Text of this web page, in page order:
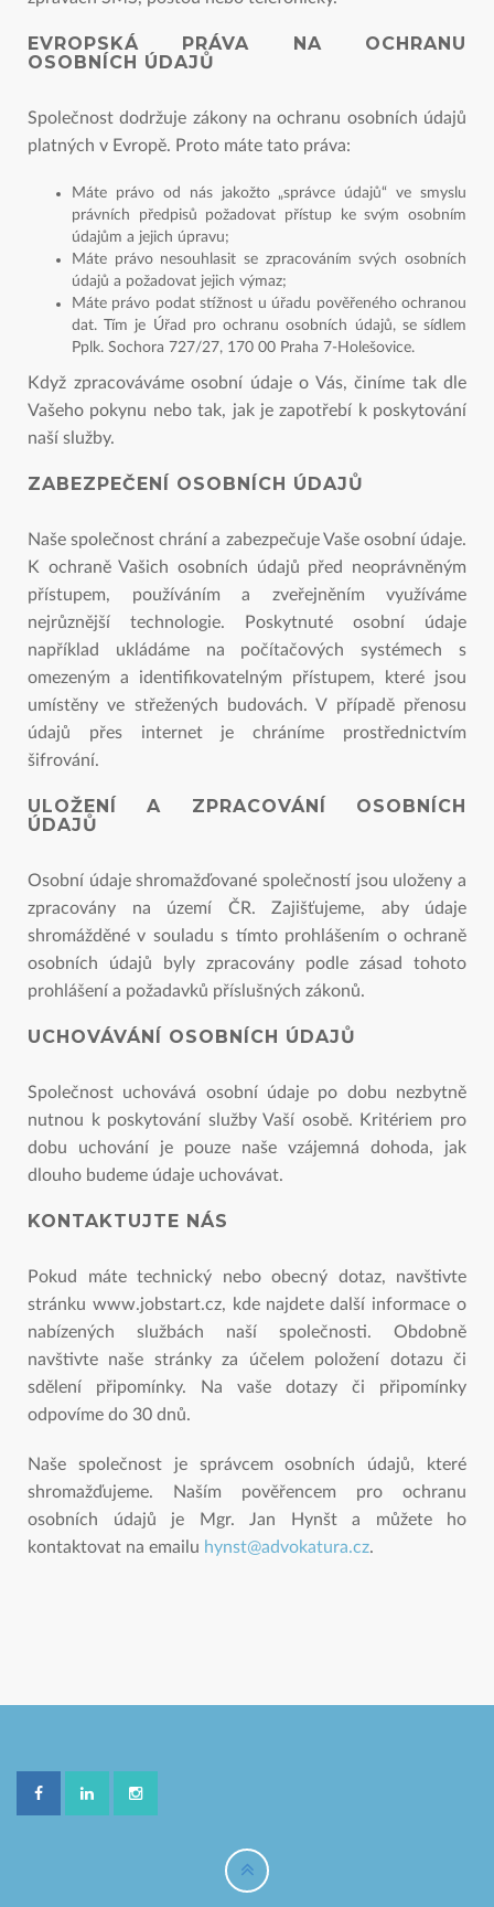
EVROPSKÁ PRÁVA NA OCHRANU
OSOBNÍCH ÚDAJŮ
Společnost dodržuje zákony na ochranu osobních údajů
platných v Evropě. Proto máte tato práva:
Máte právo od nás jakožto „správce údajů“ ve smyslu
právních předpisů požadovat přístup ke svým osobním
údajům a jejich úpravu;
Máte právo nesouhlasit se zpracováním svých osobních
údajů a požadovat jejich výmaz;
Máte právo podat stížnost u úřadu pověřeného ochranou
dat. Tím je Úřad pro ochranu osobních údajů, se sídlem
Pplk. Sochora 727/27, 170 00 Praha 7-Holešovice.
Když zpracováváme osobní údaje o Vás, činíme tak dle
Vašeho pokynu nebo tak, jak je zapotřebí k poskytování
naší služby.
ZABEZPEČENÍ OSOBNÍCH ÚDAJŮ
Naše společnost chrání a zabezpečuje Vaše osobní údaje.
K ochraně Vašich osobních údajů před neoprávněným
přístupem, používáním a zveřejněním využíváme
nejrůznější technologie. Poskytnuté osobní údaje
například ukládáme na počítačových systémech s
omezeným a identifikovatelným přístupem, které jsou
umístěny ve střežených budovách. V případě přenosu
údajů přes internet je chráníme prostřednictvím
šifrování.
ULOŽENÍ A ZPRACOVÁNÍ OSOBNÍCH
ÚDAJŮ
Osobní údaje shromažďované společností jsou uloženy a
zpracovány na území ČR. Zajišťujeme, aby údaje
shromážděné v souladu s tímto prohlášením o ochraně
osobních údajů byly zpracovány podle zásad tohoto
prohlášení a požadavků příslušných zákonů.
UCHOVÁVÁNÍ OSOBNÍCH ÚDAJŮ
Společnost uchovává osobní údaje po dobu nezbytně
nutnou k poskytování služby Vaší osobě. Kritériem pro
dobu uchování je pouze naše vzájemná dohoda, jak
dlouho budeme údaje uchovávat.
KONTAKTUJTE NÁS
Pokud máte technický nebo obecný dotaz, navštivte
stránku www.jobstart.cz, kde najdete další informace o
nabízených službách naší společnosti. Obdobně
navštivte naše stránky za účelem položení dotazu či
sdělení připomínky. Na vaše dotazy či připomínky
odpovíme do 30 dnů.
Naše společnost je správcem osobních údajů, které
shromažďujeme. Naším pověřencem pro ochranu
osobních údajů je Mgr. Jan Hynšt a můžete ho
kontaktovat na emailu hynst@advokatura.cz.